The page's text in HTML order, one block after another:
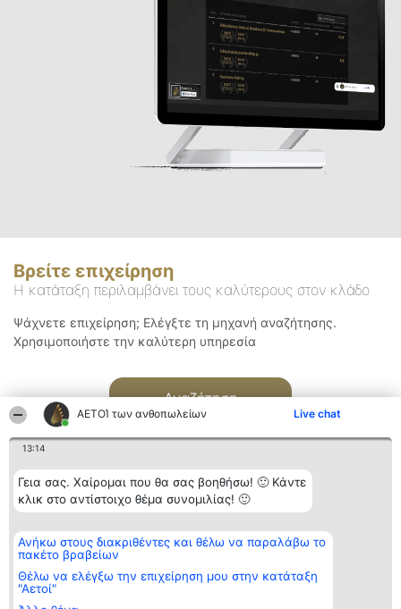
ΑΕΤΟΊ των ανθοπωλείων Live chat
13:14
Γεια σας. Χαίρομαι που θα σας βοηθήσω! 🙂 Κάντε
κλικ στο αντίστοιχο θέμα συνομιλίας! 🙂
Ανήκω στους διακριθέντες και θέλω να παραλάβω το
πακέτο βραβείων
Θέλω να ελέγξω την επιχείρηση μου στην κατάταξη
"Αετοί"
Βρείτε επιχείρηση
Η κατάταξη περιλαμβάνει τους καλύτερους στον κλάδο
Ψάχνετε επιχείρηση; Ελέγξτε τη μηχανή αναζήτησης.
Χρησιμοποιήστε την καλύτερη υπηρεσία
Αναζήτηση
Διοργανωτής της
κατάταξης
BEAUTIFUL COMPANY
ΤΗΛ. ΕΠΙΚΟΙΝΩΝΙΑΣ:
2104128019
Κατάταξη
Διακριθέντες
των
διακριθέντων
Επικοινωνία
Επικοινωνία